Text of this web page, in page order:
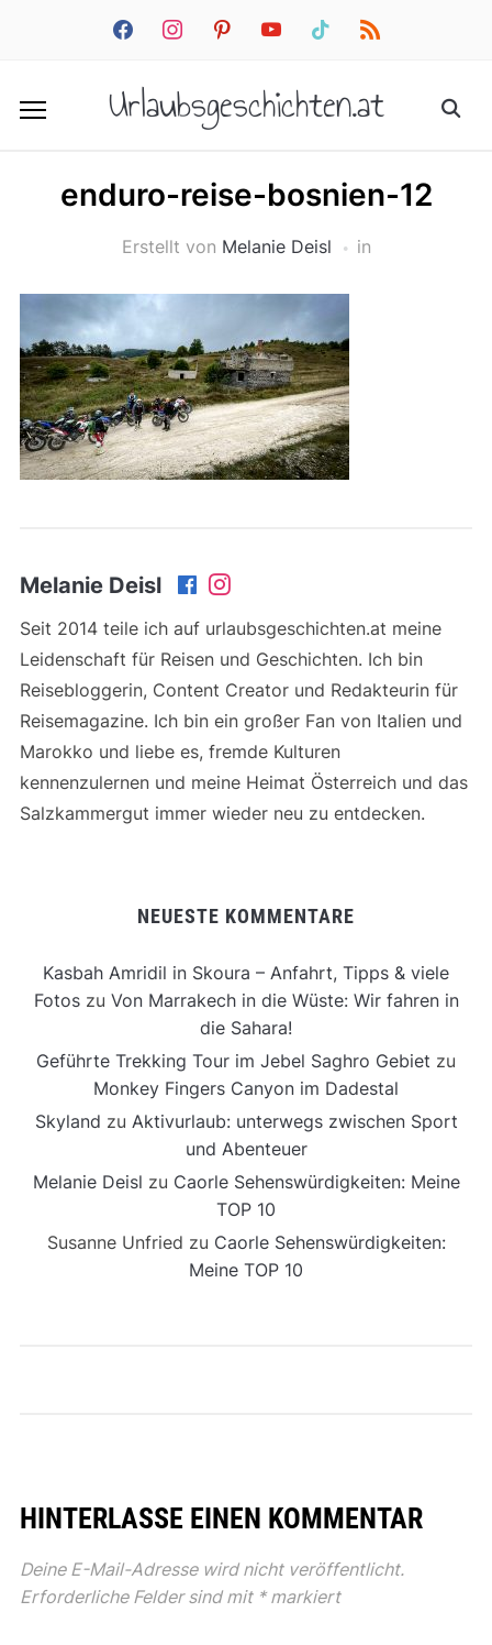
facebookinstagrampinterestyoutube tiktok rss
Urlaubsgeschichten.at
enduro-reise-bosnien-12
Erstellt von Melanie Deisl in
Melanie Deisl
Seit 2014 teile ich auf urlaubsgeschichten.at meine
Leidenschaft für Reisen und Geschichten. Ich bin
Reisebloggerin, Content Creator und Redakteurin für
Reisemagazine. Ich bin ein großer Fan von Italien und
Marokko und liebe es, fremde Kulturen
kennenzulernen und meine Heimat Österreich und das
Salzkammergut immer wieder neu zu entdecken.
NEUESTE KOMMENTARE
Kasbah Amridil in Skoura – Anfahrt, Tipps & viele
Fotoszu Von Marrakech in die Wüste: Wir fahren in
die Sahara!
Geführte Trekking Tour im Jebel Saghro Gebiet zu
Monkey Fingers Canyon im Dadestal
Skyland zu Aktivurlaub: unterwegs zwischen Sport
und Abenteuer
Melanie Deisl zu Caorle Sehenswürdigkeiten: Meine
TOP 10
Susanne Unfried zu Caorle Sehenswürdigkeiten:
Meine TOP 10
HINTERLASSE EINEN KOMMENTAR
Deine E-Mail-Adresse wird nicht veröffentlicht.
Erforderliche Felder sind mit *markiert